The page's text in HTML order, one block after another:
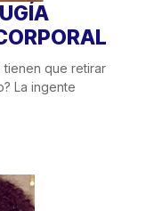
tienen que retirar
La ingente